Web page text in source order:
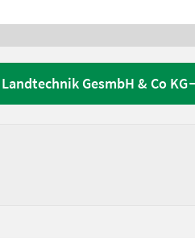
GesmbH & Co KG